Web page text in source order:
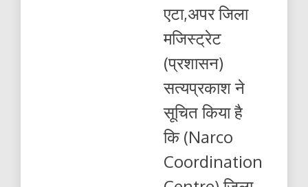
एटा,अपर जिला
मजिस्ट्रेट
(प्रशासन)
सत्यप्रकाश ने
सूचित किया है
कि (Narco
Coordination